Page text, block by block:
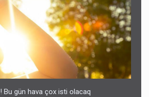
Bu gün hava çox isti olacaq